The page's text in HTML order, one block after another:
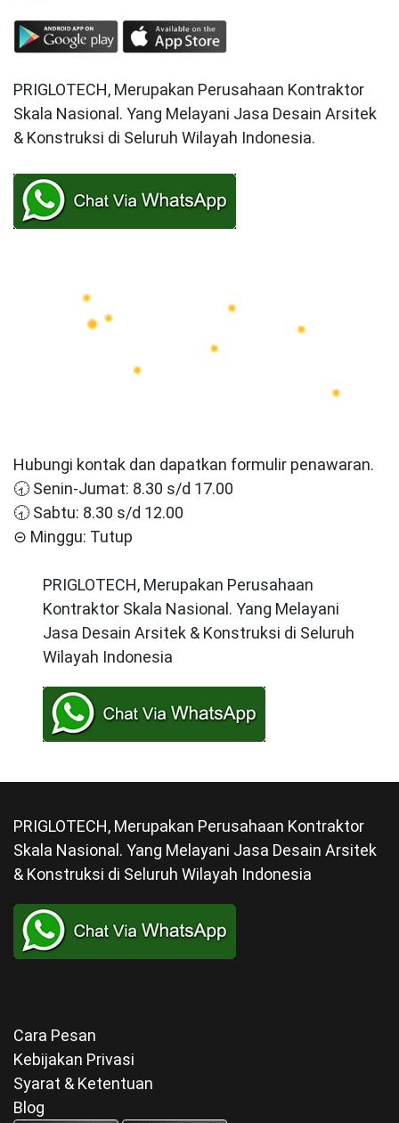
PRIGLOTECH, Merupakan Perusahaan Kontraktor
Skala Nasional. Yang Melayani Jasa Desain Arsitek
& Konstruksi di Seluruh Wilayah Indonesia.
Hubungi kontak dan dapatkan formulir penawaran.
🕣 Senin-Jumat: 8.30 s/d 17.00
🕣 Sabtu: 8.30 s/d 12.00
⊝ Minggu: Tutup
PRIGLOTECH, Merupakan Perusahaan
Kontraktor Skala Nasional. Yang Melayani
Jasa Desain Arsitek & Konstruksi di Seluruh
Wilayah Indonesia
PRIGLOTECH, Merupakan Perusahaan Kontraktor
Skala Nasional. Yang Melayani Jasa Desain Arsitek
& Konstruksi di Seluruh Wilayah Indonesia
Cara Pesan
Kebijakan Privasi
Syarat & Ketentuan
Blog